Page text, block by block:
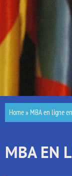
Home» MBA en ligne
MBA EN